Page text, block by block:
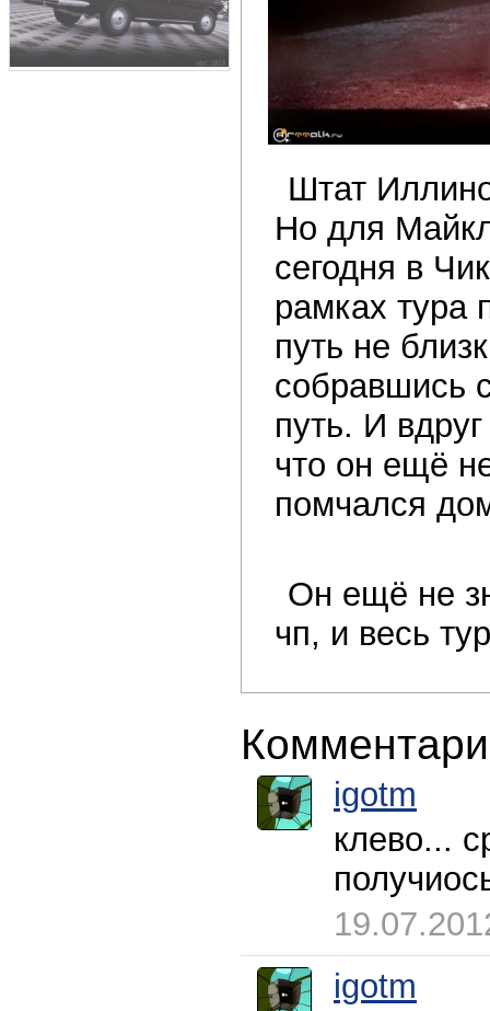
Штат
Но для
сегодня в
рамках тура
путь не
собравшись
путь. И
что он ещё
помчался
Он ещё не
чп, и весь
igotm
клево...
igotm